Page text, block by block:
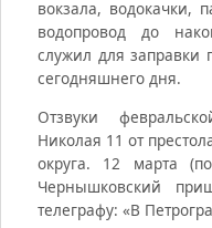
вокзала, водокачки,
водопровод до
служил для заправки
сегодняшнего дня.
Отзвуки
Николая 11 от
округа. 12 марта
Чернышковский
телеграфу: «В